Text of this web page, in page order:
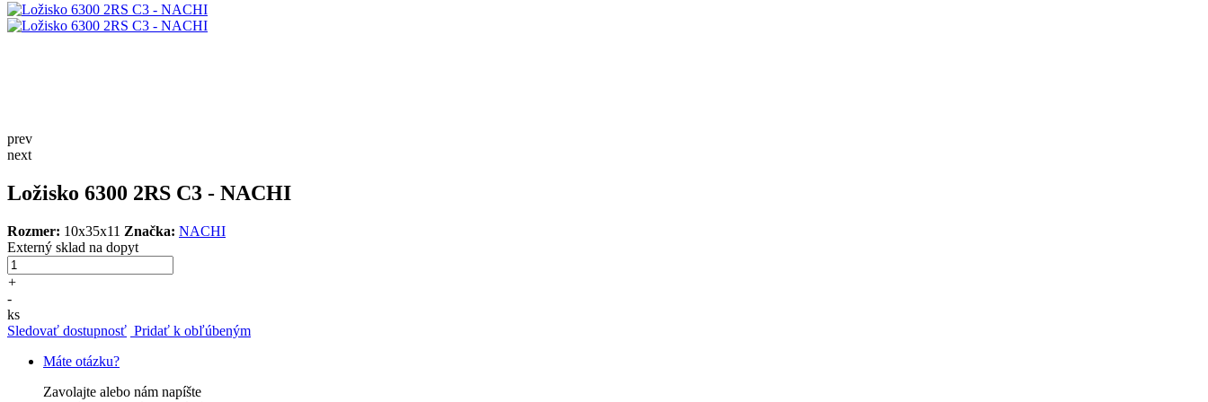
prev
next
Ložisko 6300 2RS C3 - NACHI
Rozmer: 10x35x11 Značka: NACHI
Externý sklad na dopyt
+
-
ks
Sledovať dostupnosť Pridať k obľúbeným
Máte otázku?
Zavolajte alebo nám napíšte